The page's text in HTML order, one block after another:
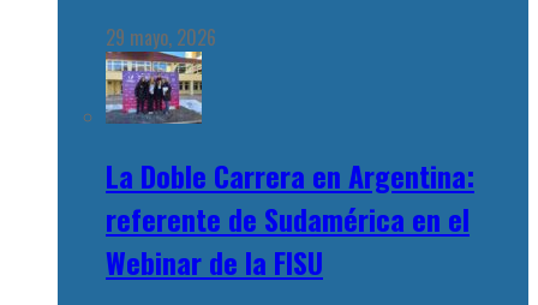
29 mayo, 2026
La Doble Carrera en Argentina:
referente de Sudamérica en el
Webinar de la FISU